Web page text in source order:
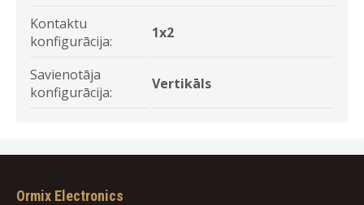
Kontaktu
konfigurācija:
1x2
Savienotāja
konfigurācija:
Vertikāls
Ormix Electronics